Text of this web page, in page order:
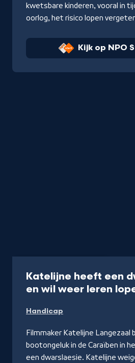
kwetsbare kinderen, vooral in
oorlog, het risico lopen
Kijk op NPO
Katelijne heeft een
en wil weer leren
Handicap
Filmmaker Katelijne Langezaal
bootongeluk in de Caraïben in
een dwarslaesie. Katelijne